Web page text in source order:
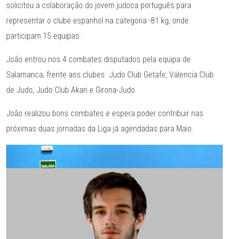
solicitou a colaboração do jovem judoca português para
representar o clube espanhol na categoria -81 kg, onde
participam 15 equipas.
João entrou nos 4 combates disputados pela equipa de
Salamanca, frente aos clubes Judo Club Getafe, Valencia Club
de Judo, Judo Club Akari e Girona-Judo.
João realizou bons combates e espera poder contribuir nas
próximas duas jornadas da Liga já agendadas para Maio.